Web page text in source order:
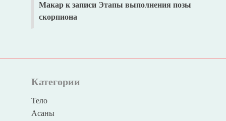
Макарк записи Этапы выполнения позы
скорпиона
Категории
Тело
Асаны